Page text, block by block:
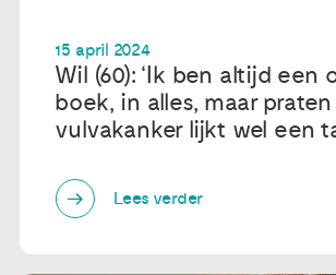
15 april 2024
Wil (60): ‘Ik ben altijd een
boek, in alles, maar
vulvakanker lijkt wel een
Lees verder